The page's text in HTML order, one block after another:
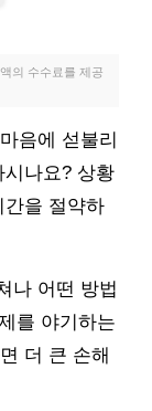
의 수수료를 제공
음에 섣불리
나요? 상황
간을 절약하
나 어떤 방법
를 야기하는
더 큰 손해